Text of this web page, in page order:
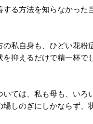
する方法を知らなかった
の私自身も、ひどい花粉
を抑えるだけで精一杯で
いては、私も母も、いろ
場しのぎにしかならず、